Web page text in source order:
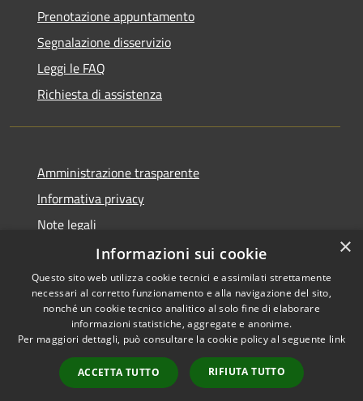
Prenotazione appuntamento
Segnalazione disservizio
Leggi le FAQ
Richiesta di assistenza
Amministrazione trasparente
Informativa privacy
Note legali
Dichiarazione di accessibilità
RSS
Accessibilità
Copyright © 2026 • Comune di
Signa • Powered by
Municipium•
Accesso
redazione
×
Informazioni sui cookie
Questo sito web utilizza cookie tecnici e assimilati strettamente
necessari al corretto funzionamento e alla navigazione del sito,
nonché un cookie tecnico analitico al solo fine di elaborare
informazioni statistiche, aggregate e anonime.
Per maggiori dettagli, può consultare la cookie policy al seguente link
ACCETTA TUTTO RIFIUTA TUTTO